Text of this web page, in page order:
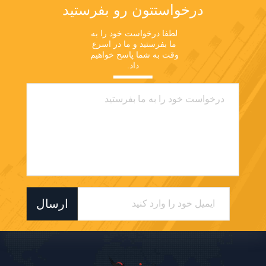
درخواستتون رو بفرستيد
ما بفرستید و ما در اسرع
داد.
ارسال